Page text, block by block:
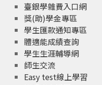
臺銀學雜費入口網
獎(助)學金專區
學生匯款通知專區
體適能成績查詢
學生生涯輔導網
師生交流
Easy test線上學習